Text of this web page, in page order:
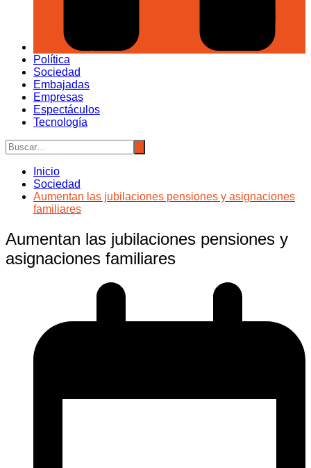
Política
Sociedad
Embajadas
Empresas
Espectáculos
Tecnología
Inicio
Sociedad
Aumentan las jubilaciones pensiones y asignaciones
familiares
Aumentan las jubilaciones pensiones y
asignaciones familiares